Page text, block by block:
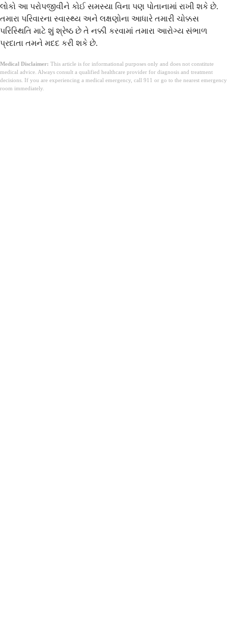
લોકો આ પરોપજીવીને કોઈ સમસ્યા વિના પણ પોતાનામાં રાખી શકે છે.
તમારા પરિવારના સ્વાસ્થ્ય અને લક્ષણોના આધારે તમારી ચોક્કસ
પરિસ્થિતિ માટે શું શ્રેષ્ઠ છે તે નક્કી કરવામાં તમારા આરોગ્ય સંભાળ
પ્રદાતા તમને મદદ કરી શકે છે.
Medical Disclaimer: This article is for informational purposes only and does not constitute
medical advice. Always consult a qualified healthcare provider for diagnosis and treatment
decisions. If you are experiencing a medical emergency, call 911 or go to the nearest emergency
room immediately.